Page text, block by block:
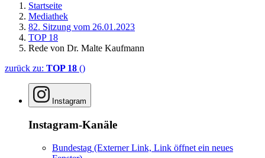
Startseite
Mediathek
82. Sitzung vom 26.01.2023
TOP 18
Rede von Dr. Malte Kaufmann
zurück zu: TOP 18 ()
Instagram
Instagram-Kanäle
Bundestag (Externer Link, Link öffnet ein neues